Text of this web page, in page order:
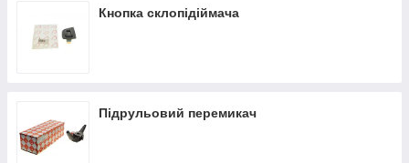
Кнопка склопідіймача
Підрульовий перемикач